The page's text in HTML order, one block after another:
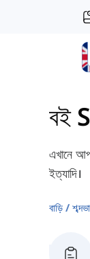
বই
এখানে
ইত্যাদি।
বাড়ি